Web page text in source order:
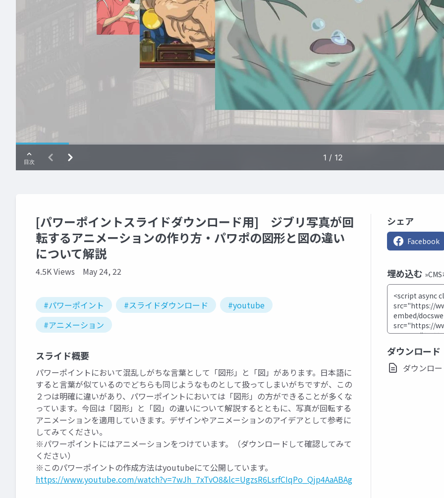
[パワーポイントスライドダウンロード用] ジブリ写真が回
転するアニメーションの作り方・パワポの図形と図の違い
について解説
4.5K Views May 24, 22
#パワーポイント #スライドダウンロード
#youtube
#アニメーション
スライド概要
パワーポイントにおいて混乱しがちな言葉として「図形」と「図」があります。日本語に
すると言葉が似ているのでどちらも同じようなものとして扱ってしまいがちですが、この
２つは明確に違いがあり、パワーポイントにおいては「図形」の方ができることが多くな
っています。今回は「図形」と「図」の違いについて解説するとともに、写真が回転する
アニメーションを適用していきます。デザインやアニメーションのアイデアとして参考に
してみてください。
※パワーポイントにはアニメーションをつけています。（ダウンロードして確認してみて
ください）
※このパワーポイントの作成方法はyoutubeにて公開しています。
https://www.youtube.com/watch?v=7wJh_7xTvO8&lc=UgzsR6LsrfCIqPo_Qjp4AaABAg
シェア
Facebook
埋め込む
ダウンロード
ダウンロ